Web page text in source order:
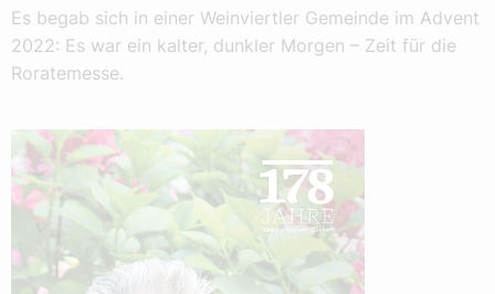
Es begab sich in einer Weinviertler Gemeinde im Advent
2022: Es war ein kalter, dunkler Morgen – Zeit für die
Roratemesse.